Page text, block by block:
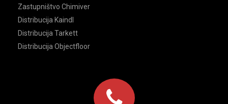
Zastupništvo Chimiver
Distribucija Kaindl
Distribucija Tarkett
Distribucija Objectfloor